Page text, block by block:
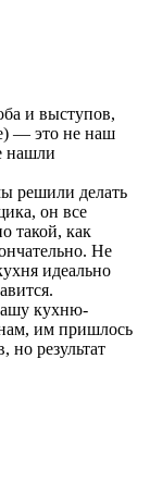
и выступов,
— это не наш
нашли
решили делать
он все
такой, как
Не
идеально
кухню-
им пришлось
результат